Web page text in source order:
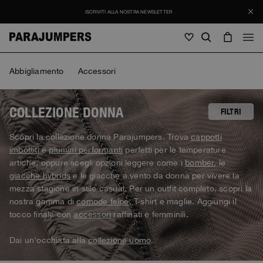
Uomo
Vedi tutto
Giacche
Piumini
Hybrids
Vedi tutto
Borse & Zaini
Cappellini
Masterpiece
Icons
Invisible Cities
Everyday Wear
Donna
Vedi tutto
Giacche
Piumini
Hybrids
Vedi tutto
Borse & Zaini
Cappellini
Masterpiece
Icons
Bambino
SALDI
Vedi tutto
Journal
ISCRIVITI ALLA NOSTRA NEWSLETTER
Uomo Donna Bambino
Abbigliamento Accessori
FILTRI
COLLEZIONE DONNA
Scopri la collezione donna Parajumpers. Trovacappotti
imbottitiepiumini performantiperfetti per le temperature
artiche, oppure scegli opzioni leggere come ibomber, le
giacche hybrids e le giacche a vento da donna per vivere la
mezza stagione in stile casual. Per un outfit completo, scopri la
nostra gamma dicomode felpe, T-shirt e maglie. Aggiungi il
tocco finale conaccessoriraffinati e femminili.
Dai un'occhiata allacollezione uomo.